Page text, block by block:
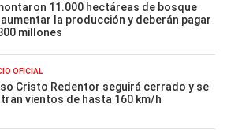
11.000 hectáreas de bosque
la producción y deberán pagar
millones
OFICIAL
Cristo Redentor seguirá cerrado y se
vientos de hasta 160 km/h